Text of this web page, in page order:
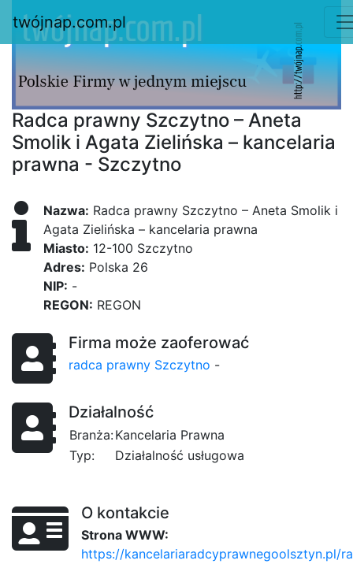
twójnap.com.pl
Radca prawny Szczytno – Aneta
Smolik i Agata Zielińska – kancelaria
prawna - Szczytno
Nazwa: Radca prawny Szczytno – Aneta Smolik i
Agata Zielińska – kancelaria prawna
Miasto: 12-100 Szczytno
Adres: Polska 26
NIP: -
REGON: REGON
Firma może zaoferować
radca prawny Szczytno -
Działalność
Branża:Kancelaria Prawna
Typ:
Działalność usługowa
O kontakcie
Strona WWW:
https://kancelariaradcyprawnegoolsztyn.pl/